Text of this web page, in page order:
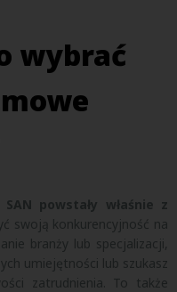
wybrać
powstały właśnie z
swoją konkurencyjność na
branży lub specjalizacji,
umiejętności lub szukasz
zatrudnienia. To także